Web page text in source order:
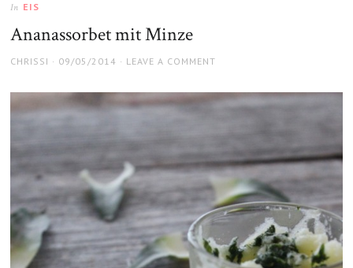
In EIS
Ananassorbet mit Minze
AUTHOR
CHRISSI
POSTED
09/05/2014 LEAVE A COMMENT